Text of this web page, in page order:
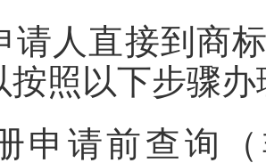
请人直接到商
按照以下步骤办
申请前查询